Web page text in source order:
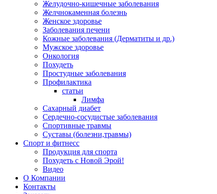
Желудочно-кишечные заболевания
Желчнокаменная болезнь
Женское здоровье
Заболевания печени
Кожные заболевания (Дерматиты и др.)
Мужское здоровье
Онкология
Похудеть
Простудные заболевания
Профилактика
статьи
Лимфа
Сахарный диабет
Сердечно-сосудистые заболевания
Спортивные травмы
Суставы (болезни,травмы)
Спорт и фитнесс
Продукция для спорта
Похудеть с Новой Эрой!
Видео
О Компании
Контакты